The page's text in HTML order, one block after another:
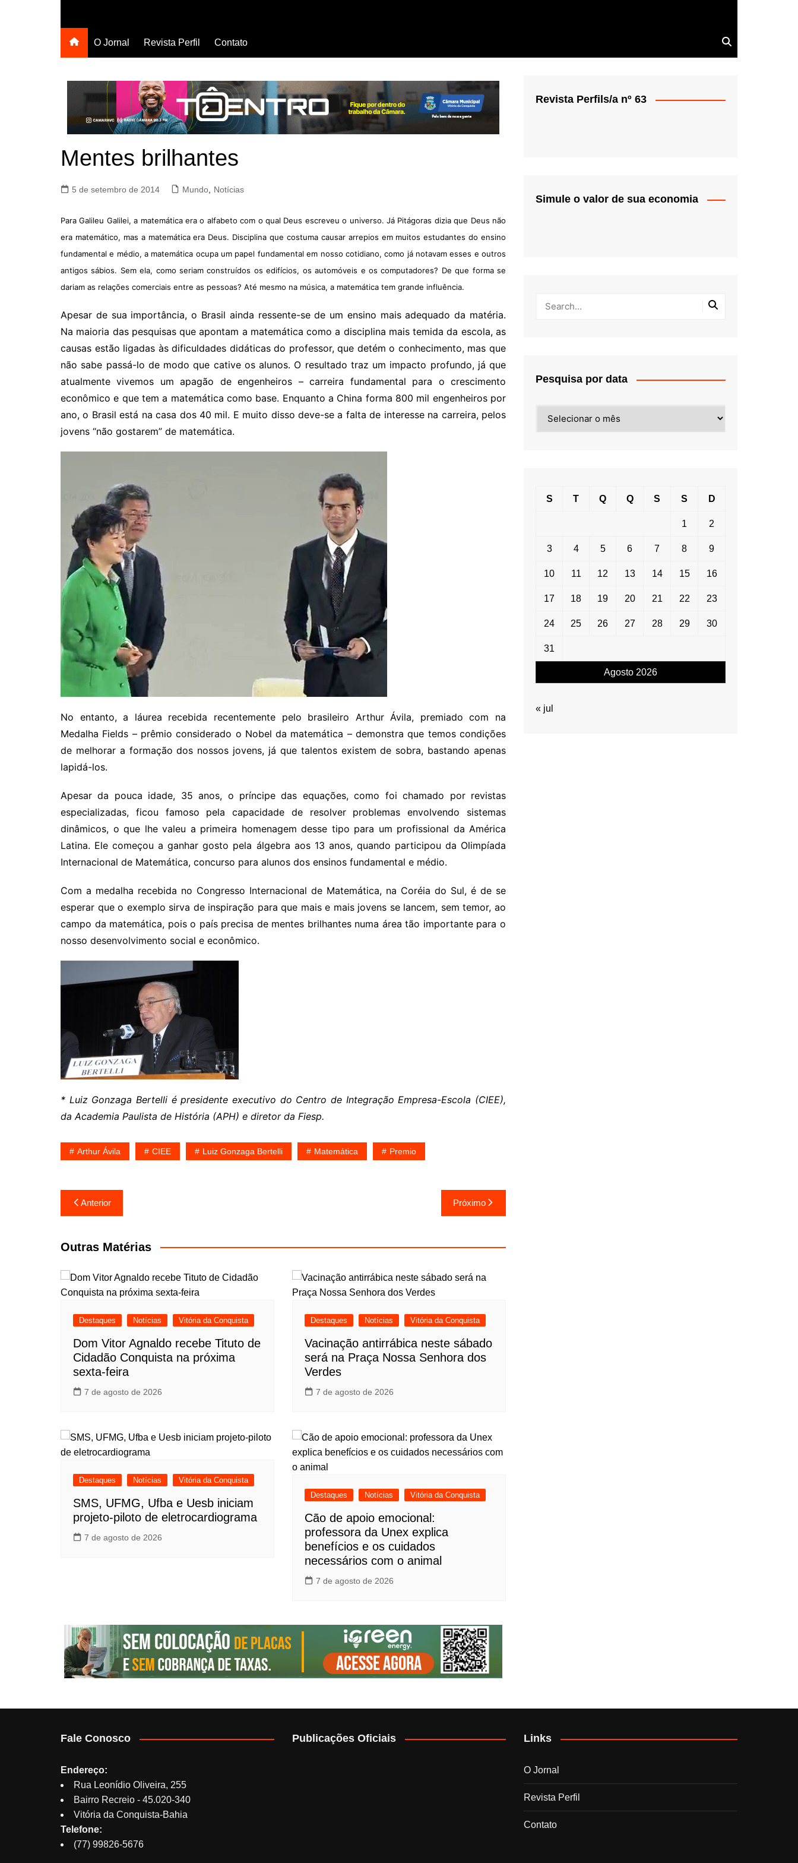
O Jornal Revista Perfil Contato
Mentes brilhantes
5 de setembro de 2014 Mundo Notícias
Para Galileu Galilei, a matemática era o alfabeto com o qual Deus escreveu o universo. Já Pitágoras dizia que Deus não
era matemático, mas a matemática era Deus. Disciplina que costuma causar arrepios em muitos estudantes do ensino
fundamental e médio, a matemática ocupa um papel fundamental em nosso cotidiano, como já notavam esses e outros
antigos sábios. Sem ela, como seriam construídos os edifícios, os automóveis e os computadores? De que forma se
dariam as relações comerciais entre as pessoas? Até mesmo na música, a matemática tem grande influência.
Apesar de sua importância, o Brasil ainda ressente-se de um ensino mais adequado da matéria.
Na maioria das pesquisas que apontam a matemática como a disciplina mais temida da escola, as
causas estão ligadas às dificuldades didáticas do professor, que detém o conhecimento, mas que
não sabe passá-lo de modo que cative os alunos. O resultado traz um impacto profundo, já que
atualmente vivemos um apagão de engenheiros – carreira fundamental para o crescimento
econômico e que tem a matemática como base. Enquanto a China forma 800 mil engenheiros por
ano, o Brasil está na casa dos 40 mil. E muito disso deve-se a falta de interesse na carreira, pelos
jovens “não gostarem” de matemática.
No entanto, a láurea recebida recentemente pelo brasileiro Arthur Ávila, premiado com na
Medalha Fields – prêmio considerado o Nobel da matemática – demonstra que temos condições
de melhorar a formação dos nossos jovens, já que talentos existem de sobra, bastando apenas
lapidá-los.
Apesar da pouca idade, 35 anos, o príncipe das equações, como foi chamado por revistas
especializadas, ficou famoso pela capacidade de resolver problemas envolvendo sistemas
dinâmicos, o que lhe valeu a primeira homenagem desse tipo para um profissional da América
Latina. Ele começou a ganhar gosto pela álgebra aos 13 anos, quando participou da Olimpíada
Internacional de Matemática, concurso para alunos dos ensinos fundamental e médio.
Com a medalha recebida no Congresso Internacional de Matemática, na Coréia do Sul, é de se
esperar que o exemplo sirva de inspiração para que mais e mais jovens se lancem, sem temor, ao
campo da matemática, pois o país precisa de mentes brilhantes numa área tão importante para o
nosso desenvolvimento social e econômico.
* Luiz Gonzaga Bertelli é presidente executivo do Centro de Integração Empresa-Escola (CIEE),
da Academia Paulista de História (APH) e diretor da Fiesp.
Arthur Ávila CIEE Luiz Gonzaga Bertelli Matemática Premio
Navegação
de
Post
Anterior Próximo
Outras Matérias
Destaques Notícias Vitória da Conquista
Dom Vitor Agnaldo recebe Tituto de
Cidadão Conquista na próxima
sexta-feira
7 de agosto de 2026
Destaques Notícias Vitória da Conquista
Vacinação antirrábica neste sábado
será na Praça Nossa Senhora dos
Verdes
7 de agosto de 2026
Destaques Notícias Vitória da Conquista
SMS, UFMG, Ufba e Uesb iniciam
projeto-piloto de eletrocardiograma
7 de agosto de 2026
Destaques Notícias Vitória da Conquista
Cão de apoio emocional:
professora da Unex explica
benefícios e os cuidados
necessários com o animal
7 de agosto de 2026
Revista Perfils/a nº 63
Simule o valor de sua economia
Pesquisa por data
por
Agosto 2026
S T Q Q S S D
1 2
3 4 5 6 7 8 9
10 11 12 13 14 15 16
17 18 19 20 21 22 23
24 25 26 27 28 29 30
31
« jul
Fale Conosco
Endereço:
Rua Leonídio Oliveira, 255
Bairro Recreio - 45.020-340
Vitória da Conquista-Bahia
Telefone:
(77) 99826-5676
Publicações Oficiais Links
O Jornal
Revista Perfil
Contato